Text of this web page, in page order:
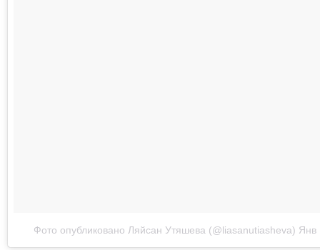
Фото опубликовано Ляйсан Утяшева (@liasanutiasheva) Янв